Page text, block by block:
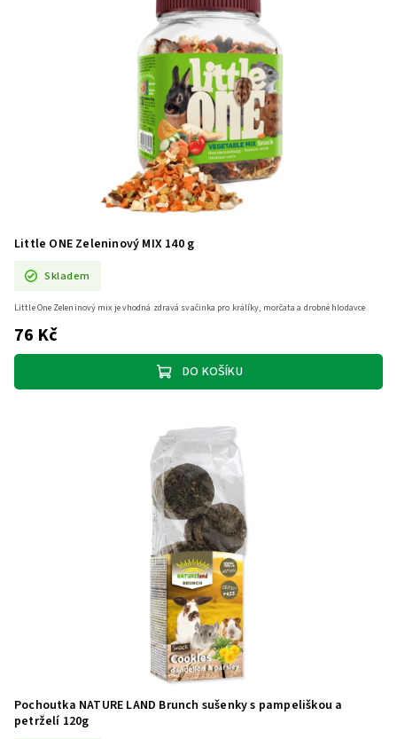
Little ONE Zeleninový MIX 140 g
Skladem
76 Kč
DO KOŠÍKU
Little One Zeleninový mix je vhodná zdravá svačinka pro králíky, morčata a drobné hlodavce
Pochoutka NATURE LAND Brunch sušenky s pampeliškou a
petrželí 120g